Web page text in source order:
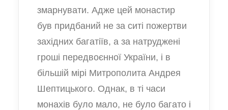
змарнувати. Адже цей монастир
був придбаний не за ситі пожертви
західних багатіїв, а за натруджені
гроші передвоєнної України, і в
більшій мірі Митрополита Андрея
Шептицького. Однак, в ті часи
монахів було мало, не було багато і